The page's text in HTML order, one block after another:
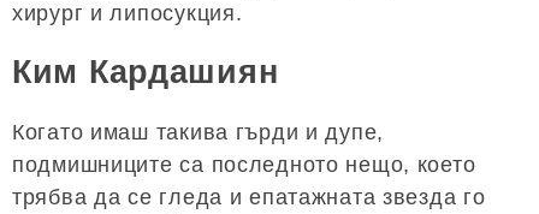
хирург и липосукция.
Ким Кардашиян
Когато имаш такива гърди и дупе,
подмишниците са последното нещо, което
трябва да се гледа и епатажната звезда го